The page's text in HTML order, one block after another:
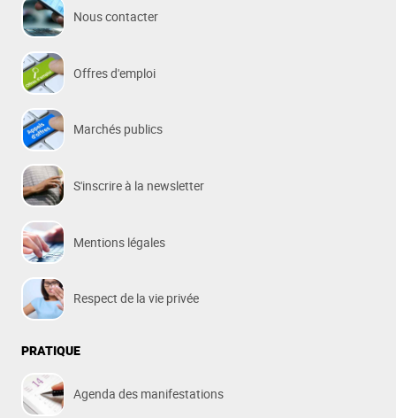
Nous contacter
Offres d'emploi
Marchés publics
S'inscrire à la newsletter
Mentions légales
Respect de la vie privée
PRATIQUE
Agenda des manifestations